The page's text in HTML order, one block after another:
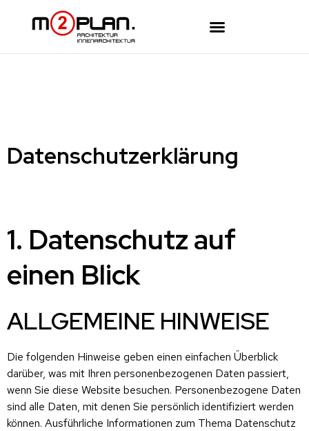
Datenschutzerklärung
1. Datenschutz auf
einen Blick
ALLGEMEINE HINWEISE
Die folgenden Hinweise geben einen einfachen Überblick
darüber, was mit Ihren personenbezogenen Daten passiert,
wenn Sie diese Website besuchen. Personenbezogene Daten
sind alle Daten, mit denen Sie persönlich identifiziert werden
können. Ausführliche Informationen zum Thema Datenschutz